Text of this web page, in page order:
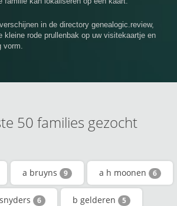
in de directory genealogic.review,
kleine rode prullenbak op uw visitekaartje en
vorm.
50 families gezocht
a bruyns 9 a h moonen 6
6 b gelderen 5